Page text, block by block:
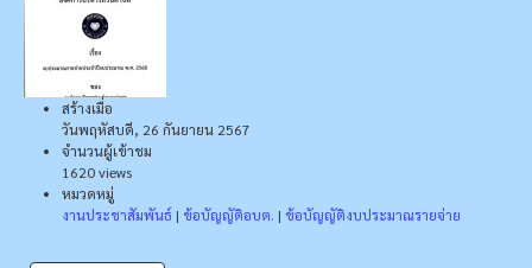
สร้างเมื่อ
วันพฤหัสบดี, 26 กันยายน 2567
จำนวนผู้เข้าชม
1620 views
หมวดหมู่
งานประชาสัมพันธ์ | ข้อบัญญัติอบต. | ข้อบัญญัติงบประมาณรายจ่าย